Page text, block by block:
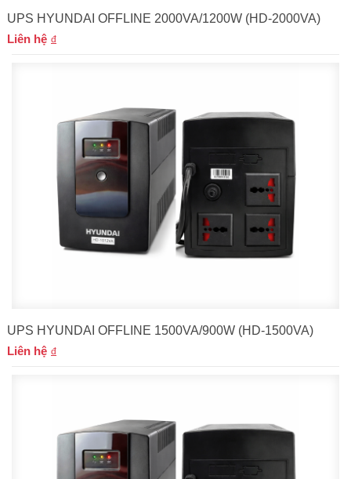
UPS HYUNDAI OFFLINE 2000VA/1200W (HD-2000VA)
Liên hệ
UPS HYUNDAI OFFLINE 1500VA/900W (HD-1500VA)
Liên hệ